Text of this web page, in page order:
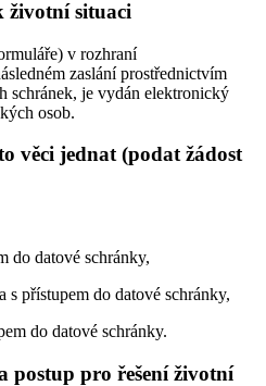
životní situaci
v rozhraní
zaslání prostřednictvím
schránek, je vydán elektronický
osob.
věci jednat (podat žádost
do datové schránky,
přístupem do datové schránky,
do datové schránky.
postup pro řešení životní